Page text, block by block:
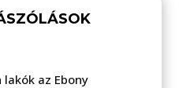
az Ebony